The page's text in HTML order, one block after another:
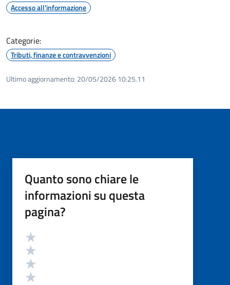
Accesso all'informazione
Categorie:
Tributi, finanze e contravvenzioni
Ultimo aggiornamento: 20/05/2026 10:25.11
Quanto sono chiare le
informazioni su questa
pagina?
Valutazione